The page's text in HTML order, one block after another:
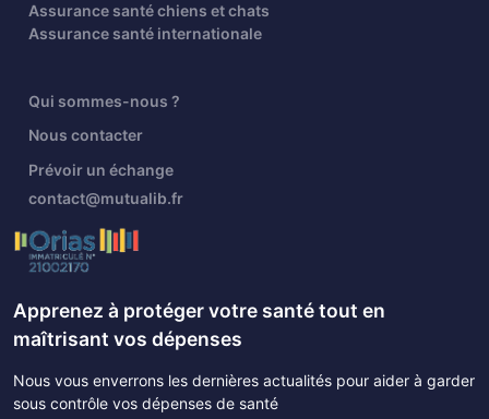
Assurance santé chiens et chats
Assurance santé internationale
Qui sommes-nous ?
Nous contacter
Prévoir un échange
contact@mutualib.fr
Apprenez à protéger votre santé tout en
maîtrisant vos dépenses
Nous vous enverrons les dernières actualités pour aider à garder
sous contrôle vos dépenses de santé